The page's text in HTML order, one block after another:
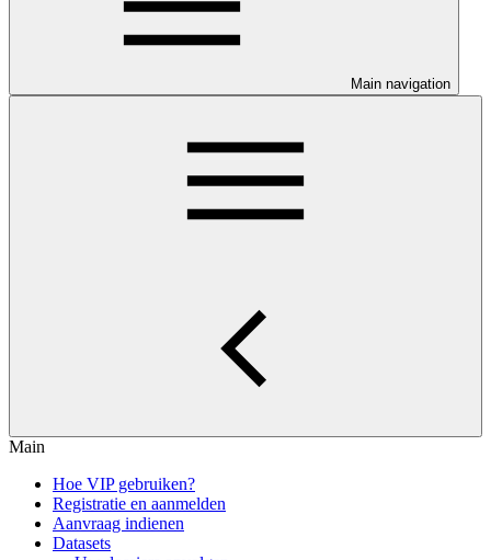
Main navigation
Main
Hoe VIP gebruiken?
Registratie en aanmelden
Aanvraag indienen
Datasets